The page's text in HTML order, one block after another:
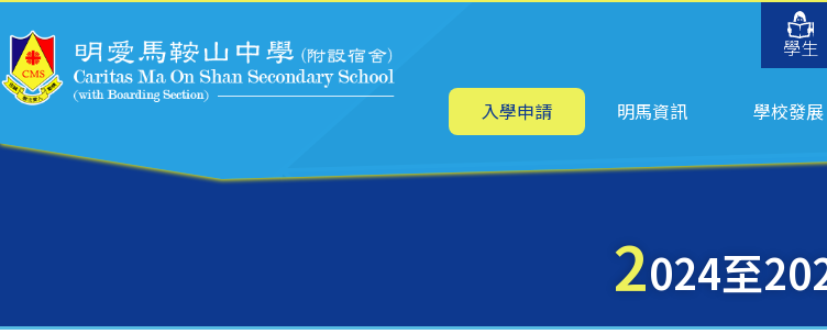
學生
主
航 入學申請 明馬資訊 學校發展
2024至